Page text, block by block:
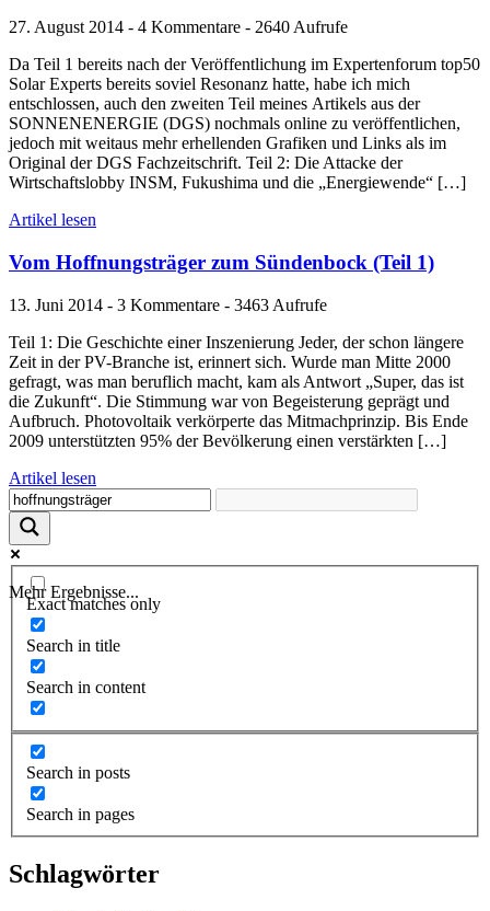
27. August 2014 - 4 Kommentare - 2640 Aufrufe
Da Teil 1 bereits nach der Veröffentlichung im Expertenforum top50
Solar Experts bereits soviel Resonanz hatte, habe ich mich
entschlossen, auch den zweiten Teil meines Artikels aus der
SONNENENERGIE (DGS) nochmals online zu veröffentlichen,
jedoch mit weitaus mehr erhellenden Grafiken und Links als im
Original der DGS Fachzeitschrift. Teil 2: Die Attacke der
Wirtschaftslobby INSM, Fukushima und die „Energiewende“ […]
Artikel lesen
Vom Hoffnungsträger zum Sündenbock (Teil 1)
13. Juni 2014 - 3 Kommentare - 3463 Aufrufe
Teil 1: Die Geschichte einer Inszenierung Jeder, der schon längere
Zeit in der PV-Branche ist, erinnert sich. Wurde man Mitte 2000
gefragt, was man beruflich macht, kam als Antwort „Super, das ist
die Zukunft“. Die Stimmung war von Begeisterung geprägt und
Aufbruch. Photovoltaik verkörperte das Mitmachprinzip. Bis Ende
2009 unterstützten 95% der Bevölkerung einen verstärkten […]
Artikel lesen
Mehr Ergebnisse...
Exact matches only
Search in title
Search in content
Search in posts
Search in pages
Schlagwörter